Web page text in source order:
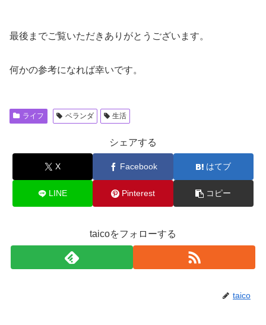
最後までご覧いただきありがとうございます。
何かの参考になれば幸いです。
ライフ ベランダ 生活
シェアする
X Facebook はてブ
LINE Pinterest コピー
taicoをフォローする
taico